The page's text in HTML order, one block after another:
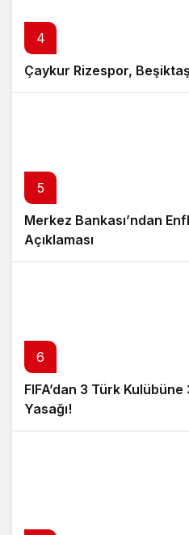
4
Çaykur Rizespor,
5
Merkez Bankası’ndan
Açıklaması
6
FIFA’dan 3 Türk
Yasağı!